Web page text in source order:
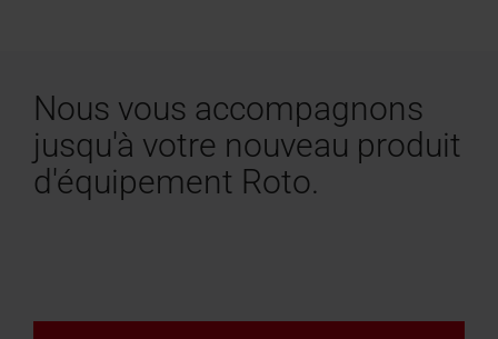
Nous vous accompagnons
jusqu'à votre nouveau produit
d'équipement Roto.